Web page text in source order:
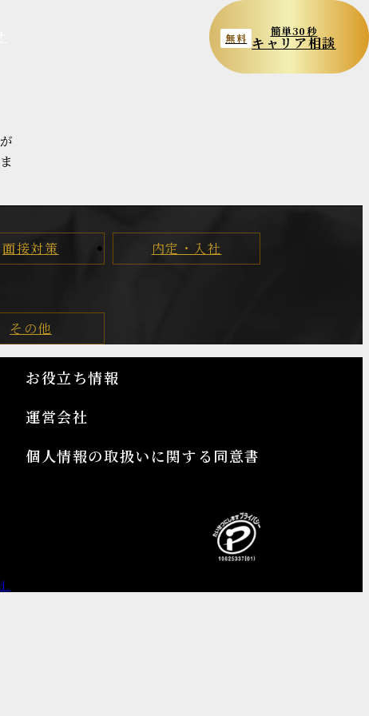
無料 簡単30秒
キャリア相談
面接対策 内定・入社
その他
お役立ち情報
運営会社
個人情報の取扱いに関する同意書